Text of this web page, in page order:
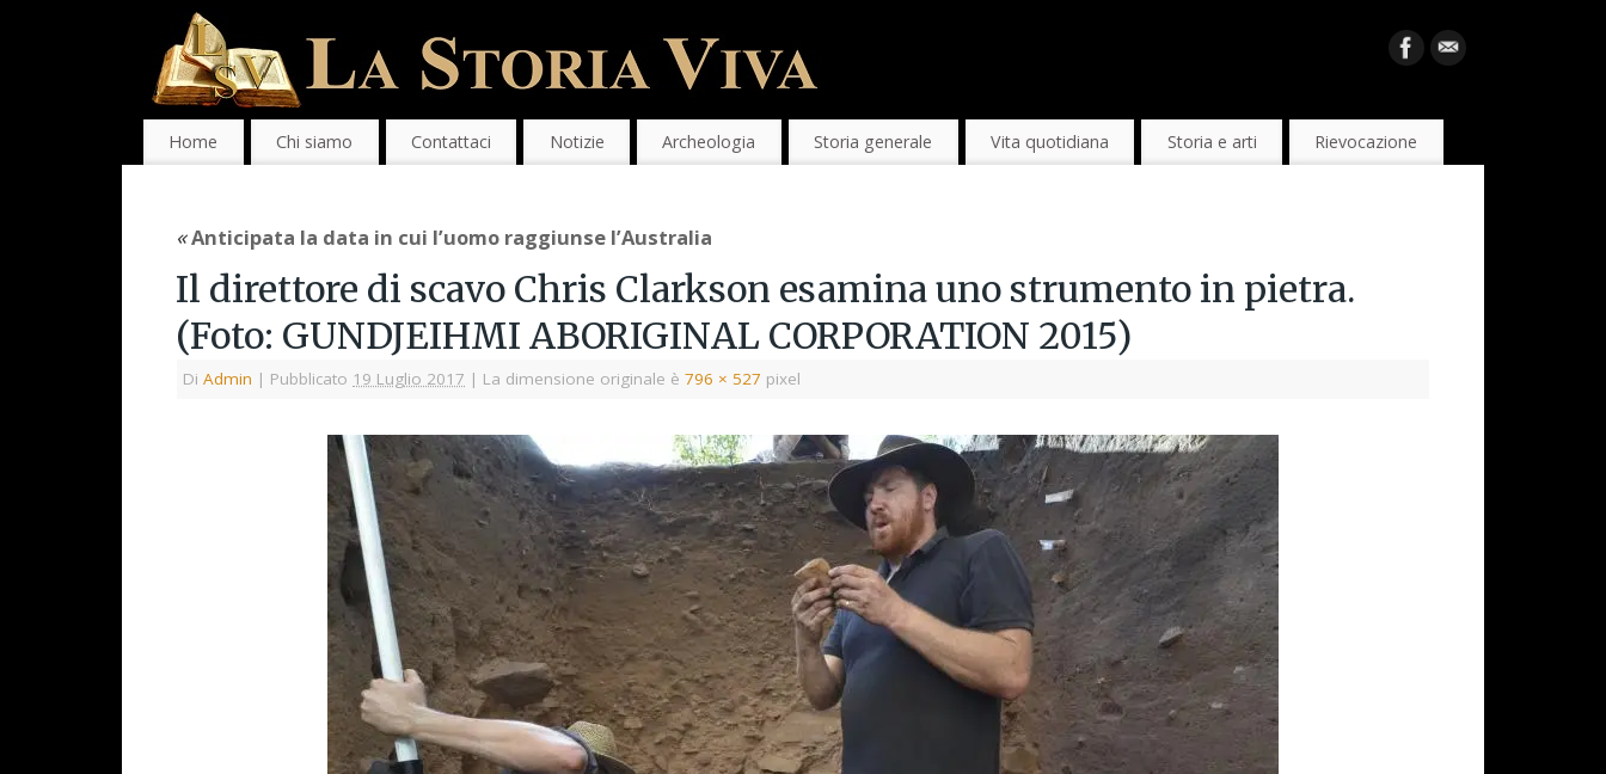
Home Chi siamo Contattaci Notizie Archeologia Storia generale Vita quotidiana Storia e arti Rievocazione
«Anticipata la data in cui l’uomo raggiunse l’Australia
Il direttore di scavo Chris Clarkson esamina uno strumento in pietra.
(Foto: GUNDJEIHMI ABORIGINAL CORPORATION 2015)
Di Admin | Pubblicato 19 Luglio 2017 | La dimensione originale è 796 × 527 pixel